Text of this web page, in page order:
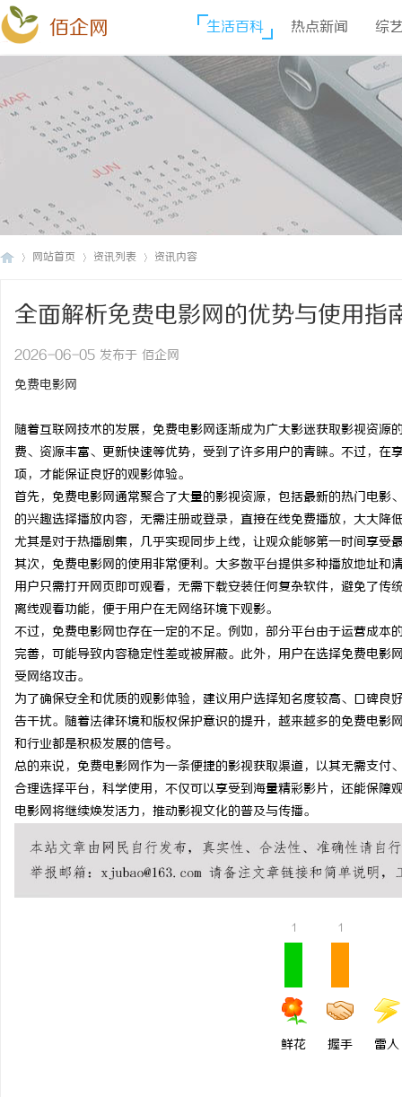
佰企网 生活百科 热点新闻 综
网站首页 资讯列表 资讯内容
全面解析免费电影网的优势与使用指
2026-06-05 发布于 佰企网
免费电影网
随着互联网技术的发展，免费电影网逐渐成为广大影迷获取影视资
费、资源丰富、更新快速等优势，受到了许多用户的青睐。不过，
项，才能保证良好的观影体验。
首先，免费电影网通常聚合了大量的影视资源，包括最新的热门电
的兴趣选择播放内容，无需注册或登录，直接在线免费播放，大大
尤其是对于热播剧集，几乎实现同步上线，让观众能够第一时间享受
其次，免费电影网的使用非常便利。大多数平台提供多种播放地址
用户只需打开网页即可观看，无需下载安装任何复杂软件，避免了
离线观看功能，便于用户在无网络环境下观影。
不过，免费电影网也存在一定的不足。例如，部分平台由于运营成
完善，可能导致内容稳定性差或被屏蔽。此外，用户在选择免费电
受网络攻击。
为了确保安全和优质的观影体验，建议用户选择知名度较高、口碑
告干扰。随着法律环境和版权保护意识的提升，越来越多的免费电
和行业都是积极发展的信号。
总的来说，免费电影网作为一条便捷的影视获取渠道，以其无需支
合理选择平台，科学使用，不仅可以享受到海量精彩影片，还能保
电影网将继续焕发活力，推动影视文化的普及与传播。
1
鲜花
1
握手 雷人
商标转让：专业转让流
付款